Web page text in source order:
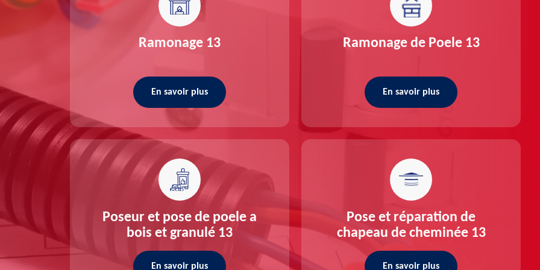
13
13
Ramonage 13
En savoir plus
Poseur et pose de poele a
bois et granulé 13
En savoir plus
Ramonage de Poele 13
En savoir plus
Pose et réparation de
chapeau de cheminée 13
En savoir plus